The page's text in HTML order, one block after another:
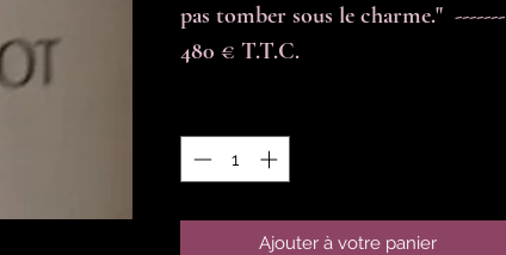
pas tomber sous le charme."  -------
480 € T.T.C.
Ajouter à votre panier